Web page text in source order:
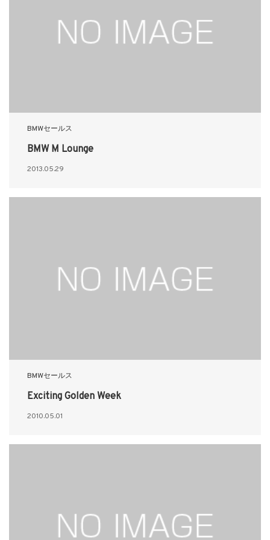
BMWセールス
BMW M Lounge
2013.05.29
BMWセールス
Exciting Golden Week
2010.05.01